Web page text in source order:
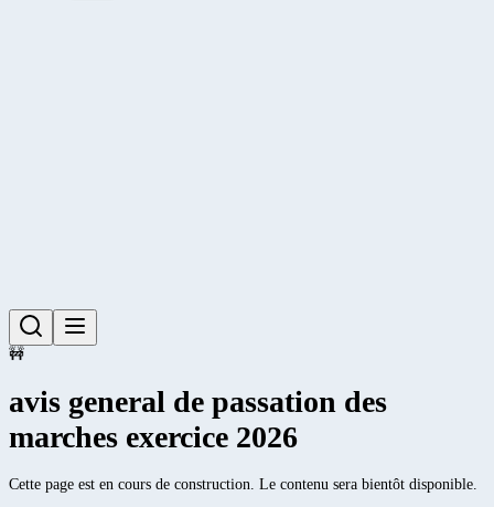
🚧
avis general de passation des
marches exercice 2026
Cette page est en cours de construction. Le contenu sera bientôt disponible.